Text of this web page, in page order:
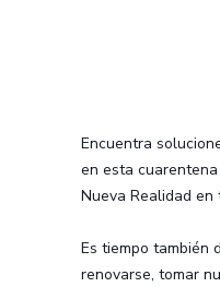
Encuentra
en esta
Nueva Realidad en
Es tiempo también
renovarse, tomar